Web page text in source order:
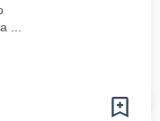
...